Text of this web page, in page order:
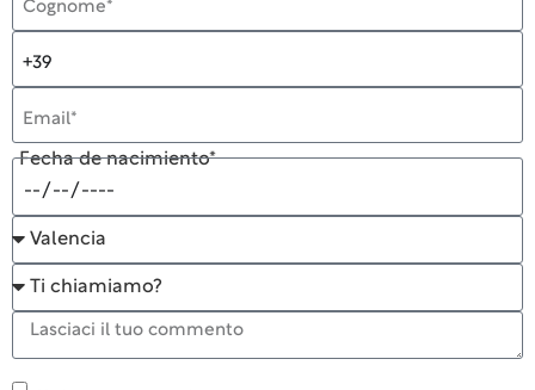
Fecha de nacimiento*